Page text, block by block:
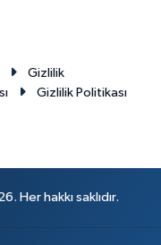
Gizlilik
Gizlilik Politikası
Her hakkı saklıdır.